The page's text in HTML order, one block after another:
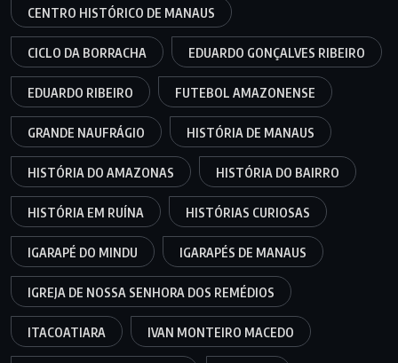
CENTRO HISTÓRICO DE MANAUS
CICLO DA BORRACHA EDUARDO GONÇALVES RIBEIRO
EDUARDO RIBEIRO FUTEBOL AMAZONENSE
GRANDE NAUFRÁGIO HISTÓRIA DE MANAUS
HISTÓRIA DO AMAZONAS HISTÓRIA DO BAIRRO
HISTÓRIA EM RUÍNA HISTÓRIAS CURIOSAS
IGARAPÉ DO MINDU IGARAPÉS DE MANAUS
IGREJA DE NOSSA SENHORA DOS REMÉDIOS
ITACOATIARA IVAN MONTEIRO MACEDO